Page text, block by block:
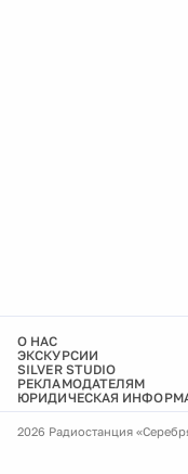
О НАС
ЭКСКУРСИИ
SILVER STUDIO
РЕКЛАМОДАТЕЛЯМ
ЮРИДИЧЕСКАЯ
2026 Радиостанция